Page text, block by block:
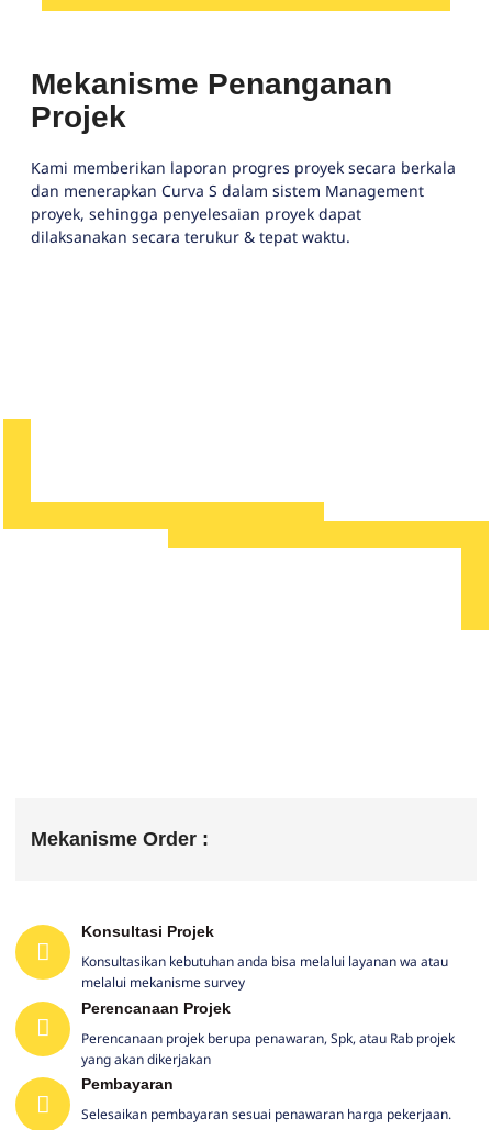
Mekanisme Penanganan
Projek
Kami memberikan laporan progres proyek secara berkala
dan menerapkan Curva S dalam sistem Management
proyek, sehingga penyelesaian proyek dapat
dilaksanakan secara terukur & tepat waktu.
Mekanisme Order :
Konsultasi Projek
Konsultasikan kebutuhan anda bisa melalui layanan wa atau
melalui mekanisme survey
Perencanaan Projek
Perencanaan projek berupa penawaran, Spk, atau Rab projek
yang akan dikerjakan
Pembayaran
Selesaikan pembayaran sesuai penawaran harga pekerjaan.